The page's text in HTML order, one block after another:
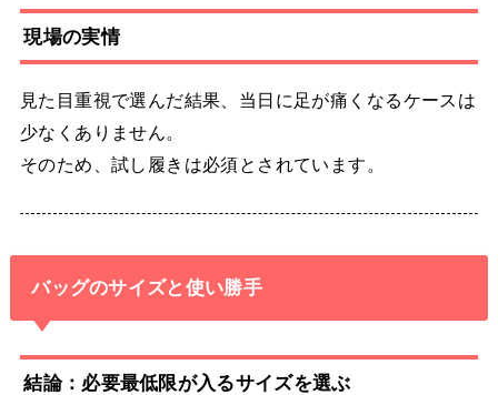
現場の実情
見た目重視で選んだ結果、当日に足が痛くなるケースは
少なくありません。
そのため、試し履きは必須とされています。
バッグのサイズと使い勝手
結論：必要最低限が入るサイズを選ぶ